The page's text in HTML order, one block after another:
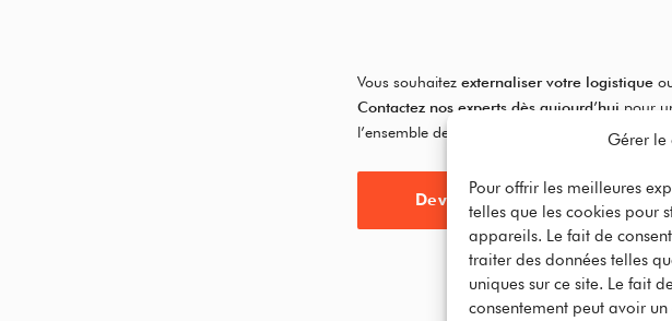
Gérer le
Pour offrir les meilleures
telles que les cookies pour
appareils. Le fait de
traiter des données telles
uniques sur ce site. Le fait
consentement peut avoir
Vous souhaitez externaliser votre logistique
Contactez nos experts dès aujourd’hui pour
l’ensemble de votre chaîne logistique, de la
Devis gratuit